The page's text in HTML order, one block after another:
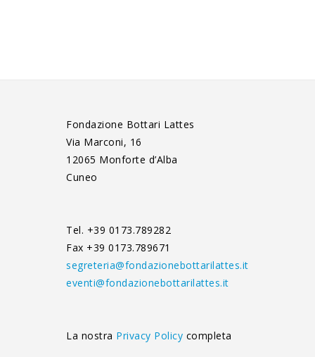
Fondazione Bottari Lattes
Via Marconi, 16
12065 Monforte d’Alba
Cuneo
Tel. +39 0173.789282
Fax +39 0173.789671
segreteria@fondazionebottarilattes.it
eventi@fondazionebottarilattes.it
La nostra Privacy Policy completa